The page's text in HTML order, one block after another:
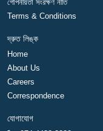
গোপনীয়তা সংরক্ষণ নীতি
Terms & Conditions
দ্রুত লিঙ্ক
Home
About Us
Careers
Correspondence
যোগাযোগ